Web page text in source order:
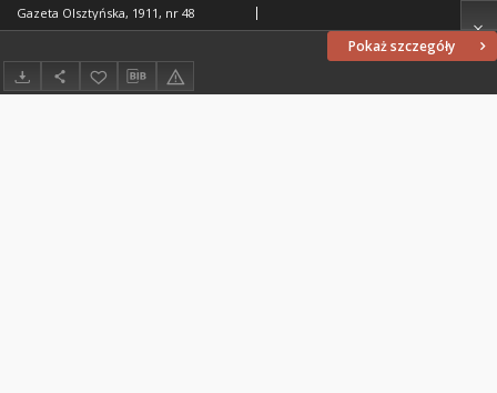
Pokaż szczegóły
Gazeta Olsztyńska, 1911, nr 48